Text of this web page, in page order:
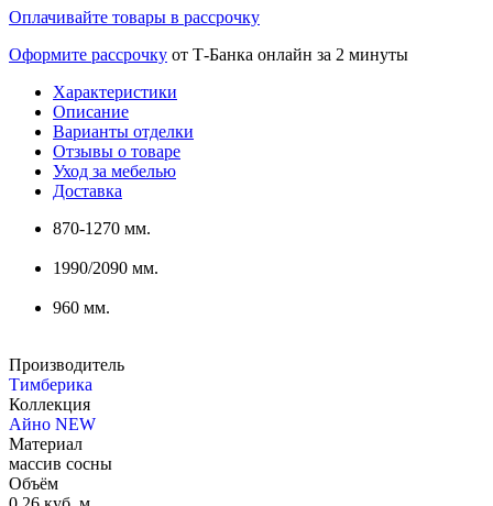
Оплачивайте товары в рассрочку
Оформите рассрочку от Т-Банка онлайн за 2 минуты
Характеристики
Описание
Варианты отделки
Отзывы о товаре
Уход за мебелью
Доставка
870-1270 мм.
1990/2090 мм.
960 мм.
Производитель
Тимберика
Коллекция
Айно NEW
Материал
массив сосны
Объём